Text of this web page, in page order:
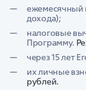
ежемесячный
дохода);
налоговые
Программу.
через 15 лет
их личные
рублей.